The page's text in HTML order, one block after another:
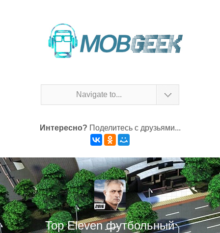
Navigate to...
Интересно? Поделитесь с друзьями...
Top Eleven футбольный